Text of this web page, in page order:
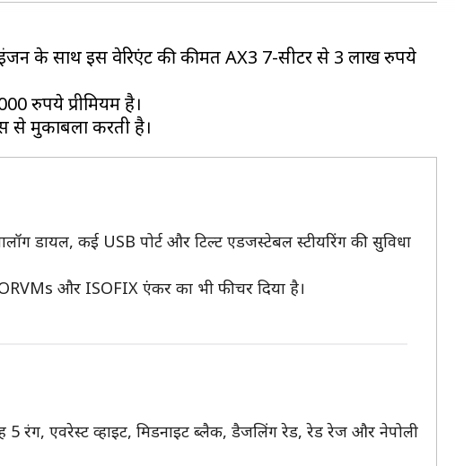
के साथ इस वेरिएंट की कीमत AX3 7-सीटर से 3 लाख रुपये
रुपये प्रीमियम है।
डायल, कई USB पोर्ट और टिल्ट एडजस्टेबल स्टीयरिंग की सुविधा
और ISOFIX एंकर का भी फीचर दिया है।
रंग, एवरेस्ट व्हाइट, मिडनाइट ब्लैक, डैजलिंग रेड, रेड रेज और नेपोली